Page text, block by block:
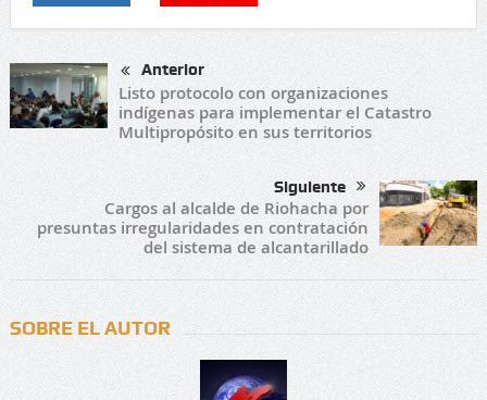
Anterior
Listo protocolo con organizaciones
indígenas para implementar el Catastro
Multipropósito en sus territorios
Siguiente
Cargos al alcalde de Riohacha por
presuntas irregularidades en contratación
del sistema de alcantarillado
SOBRE EL AUTOR